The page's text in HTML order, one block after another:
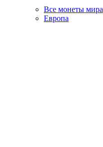
Все монеты мира
Европа